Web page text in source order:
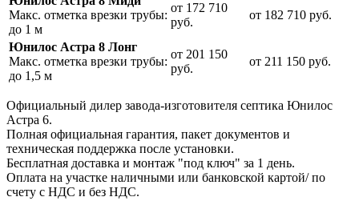
Макс. отметка врезки трубы:
до 1 м
от 172 710
руб.
от 182 710 руб.
Юнилос Астра 8 Лонг
Макс. отметка врезки трубы:
до 1,5 м
от 201 150
руб.
от 211 150 руб.
Официальный дилер завода-изготовителя септика Юнилос
Астра 6.
Полная официальная гарантия, пакет документов и
техническая поддержка после установки.
Бесплатная доставка и монтаж "под ключ" за 1 день.
Оплата на участке наличными или банковской картой/ по
счету с НДС и без НДС.